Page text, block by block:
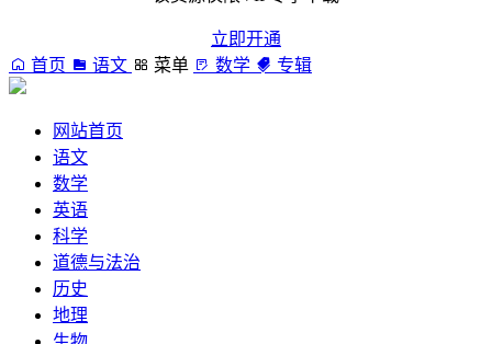
立即开通
首页
语文 菜单 数学 专辑
网站首页
语文
数学
英语
科学
道德与法治
历史
地理